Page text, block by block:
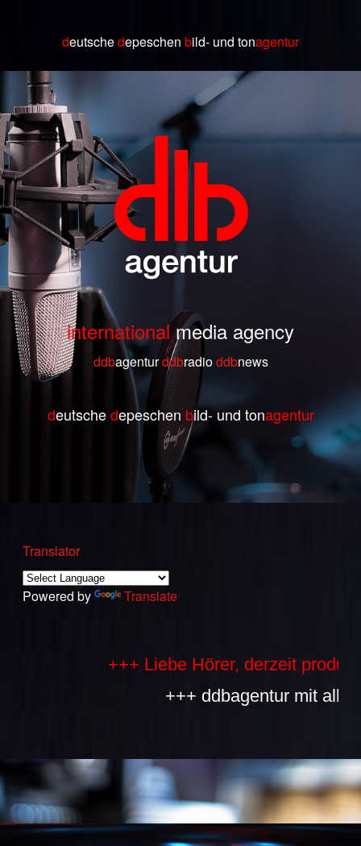
deutschedepeschen bild- und tonagentur
internationalmedia agency
ddbagenturddbradioddbnews
deutschedepeschen bild- und tonagentur
Translator
Powered by Translate
+++ Liebe Hörer, derzeit
+++ ddbagentur mit allen